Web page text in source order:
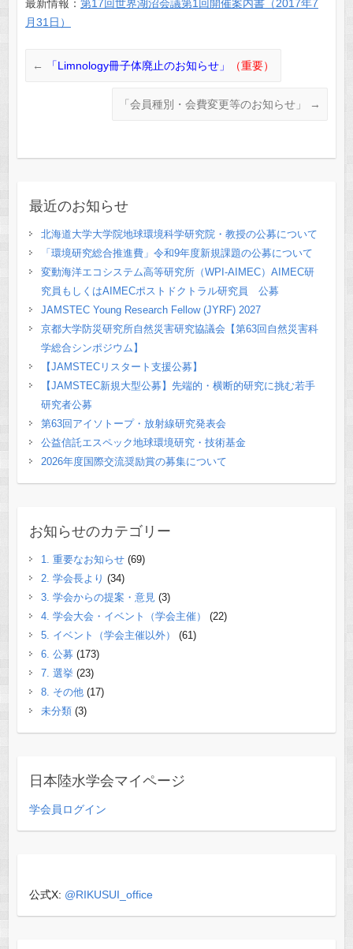
最新情報： 第17回世界湖沼会議第1回開催案内書（2017年7
月31日）
← 「Limnology冊子体廃止のお知らせ」 （重要）
「会員種別・会費変更等のお知らせ」 →
最近のお知らせ
北海道大学大学院地球環境科学研究院・教授の公募について
「環境研究総合推進費」令和9年度新規課題の公募について
変動海洋エコシステム高等研究所（WPI-AIMEC）AIMEC研
究員もしくはAIMECポストドクトラル研究員 公募
JAMSTEC Young Research Fellow (JYRF) 2027
京都大学防災研究所自然災害研究協議会【第63回自然災害科
学総合シンポジウム】
【JAMSTECリスタート支援公募】
【JAMSTEC新規大型公募】先端的・横断的研究に挑む若手
研究者公募
第63回アイソトープ・放射線研究発表会
公益信託エスペック地球環境研究・技術基金
2026年度国際交流奨励賞の募集について
お知らせのカテゴリー
1. 重要なお知らせ(69)
2. 学会長より (34)
3. 学会からの提案・意見 (3)
4. 学会大会・イベント（学会主催）
(22)
5. イベント（学会主催以外）
(61)
6. 公募 (173)
7. 選挙 (23)
8. その他(17)
未分類(3)
日本陸水学会マイページ
学会員ログイン
公式X: @RIKUSUI_office